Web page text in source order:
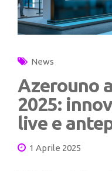
News
Azerouno
2025:
live e
1 Aprile 2025